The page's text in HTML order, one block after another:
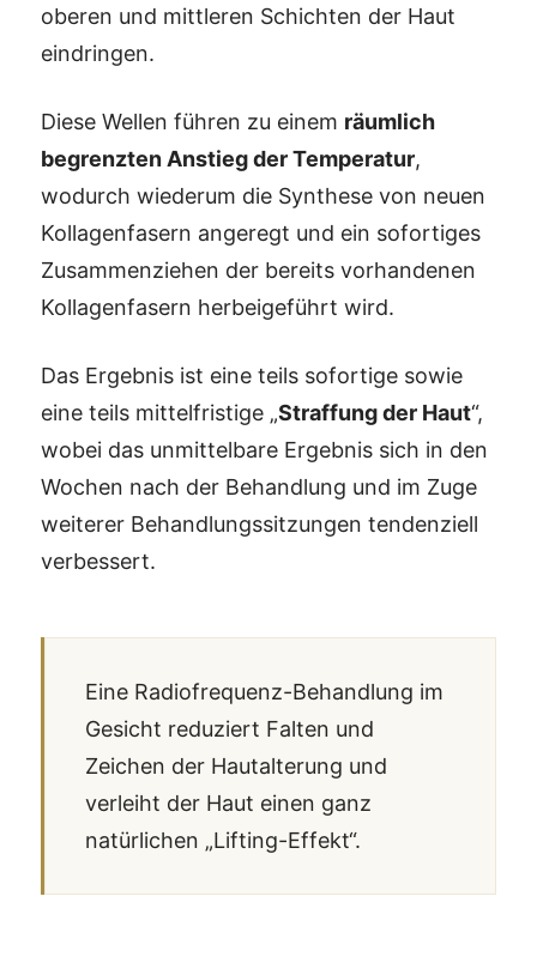
oberen und mittleren Schichten der Haut
eindringen.
Diese Wellen führen zu einem räumlich
begrenzten Anstieg der Temperatur,
wodurch wiederum die Synthese von neuen
Kollagenfasern angeregt und ein sofortiges
Zusammenziehen der bereits vorhandenen
Kollagenfasern herbeigeführt wird.
Das Ergebnis ist eine teils sofortige sowie
eine teils mittelfristige „Straffung der Haut“,
wobei das unmittelbare Ergebnis sich in den
Wochen nach der Behandlung und im Zuge
weiterer Behandlungssitzungen tendenziell
verbessert.
Eine Radiofrequenz-Behandlung im
Gesicht reduziert Falten und
Zeichen der Hautalterung und
verleiht der Haut einen ganz
natürlichen „Lifting-Effekt“.